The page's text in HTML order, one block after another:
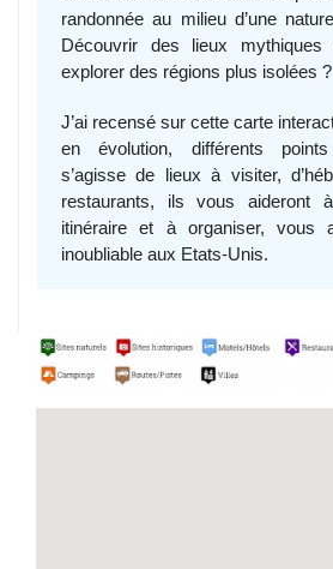
randonnée au milieu d’une
Découvrir des lieux mythiques
explorer des régions plus isolées ?
J’ai recensé sur cette carte
en évolution, différents points
s’agisse de lieux à visiter,
restaurants, ils vous aideront
itinéraire et à organiser, vous
inoubliable aux Etats-Unis.